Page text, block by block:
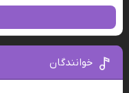
خوانندگان